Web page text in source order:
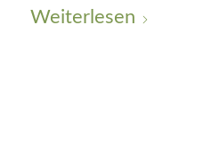
Weiterlesen